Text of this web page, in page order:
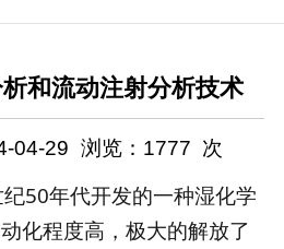
和流动注射分析技术
04-29 浏览： 1777 次
50年代开发的一种湿化学
化程度高，极大的解放了